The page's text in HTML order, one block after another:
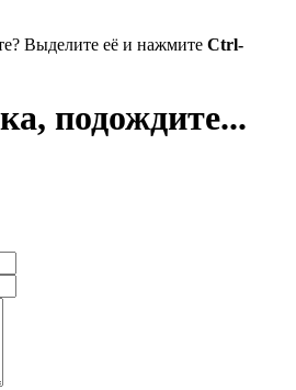
Выделите её и нажмите Ctrl-
подождите...